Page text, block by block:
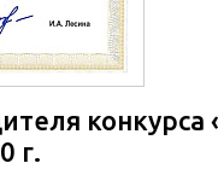
конкурса
г.